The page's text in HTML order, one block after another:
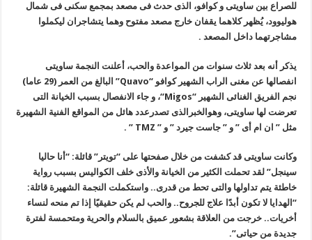
للصراع بين ساويتى و كوافو، الذى حدث فى مصعد بمجمع سكنى فى شمال
هوليوود، يُظهر كلاهما يقفان خارج مصعد مفتوح وهما يتشاجران ليكملوا
مشاجرتهما داخل المصعد .
يذكر أنه بعد ثلاث سنوات من المواعدة والحب، أعلنت النجمة ساويتى
انفصالها عن مغنى الراب الشهير كوافو “Quavo
” البالغ من العمر (29 عاما)
نجم الفريق الغنائى الشهير “Migos“، و جاء الانفصال بسبب الخيانة التى
تعرضت لها ساويتى، وهوالخبرالذى تصدرعدد هائل من المواقع الفنية الشهيرة
مثل ” ان ام أى ” و ” جاست جيرد ” و ” TMZ
” .
وكانت ساويتى قد كشفت من خلال صفحتها على “تويتر” قائلة: “أنا حاليا
سينجل” لقد تحملت الكثير من الخيانة والأذى خلف الكواليس بسبب رواية
خاطئة يتم تداولها والتى تحط من قدرى.. واستكملت النجمة الشهيرة قائلة:
“الهدايا لا تكون أبدًا علاج للجروح.. والحب لم يكن حقيقيًا إذا تم منحه لنساء
أخريات.. خرجت من العلاقة بشعور عميق بالسلام والحرية ومتحمسة لفترة
جديدة من حياتى”.